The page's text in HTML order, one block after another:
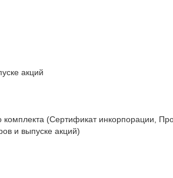
акций
комплекта (Сертификат инкорпорации,
и выпуске акций)